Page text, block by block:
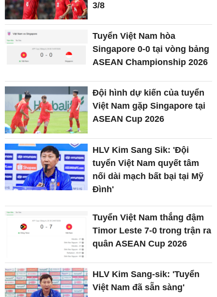
3/8
Tuyển Việt Nam hòa
Singapore 0-0 tại vòng bảng
ASEAN Championship 2026
Đội hình dự kiến của tuyển
Việt Nam gặp Singapore tại
ASEAN Cup 2026
HLV Kim Sang Sik: 'Đội
tuyển Việt Nam quyết tâm
nối dài mạch bất bại tại Mỹ
Đình'
Tuyển Việt Nam thắng đậm
Timor Leste 7-0 trong trận ra
quân ASEAN Cup 2026
HLV Kim Sang-sik: 'Tuyển
Việt Nam đã sẵn sàng'